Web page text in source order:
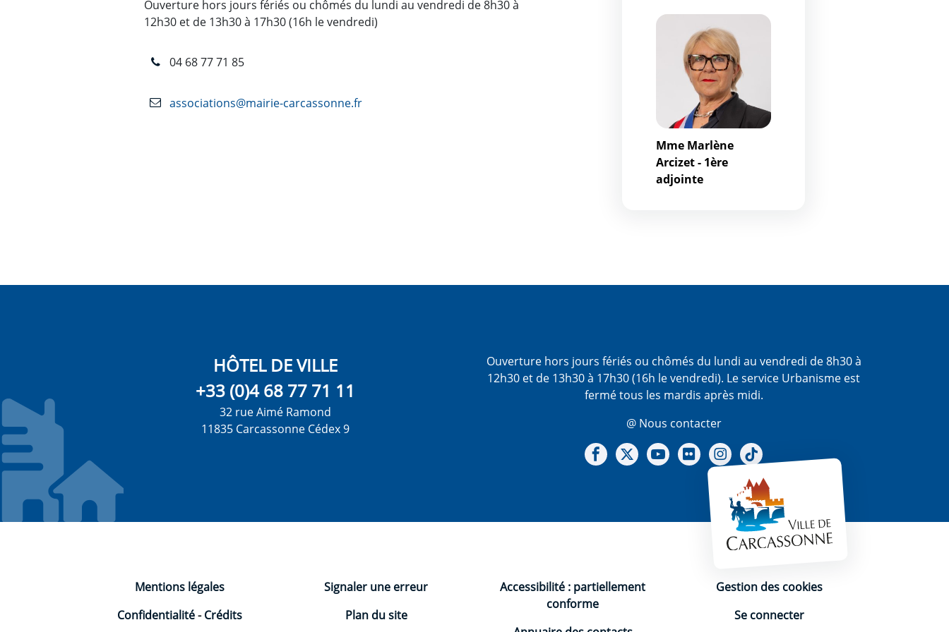
Ouverture hors jours fériés ou chômés du lundi au vendredi de 8h30 à
12h30 et de 13h30 à 17h30 (16h le vendredi)
04 68 77 71 85
associations@mairie-carcassonne.fr
Mme Marlène
Arcizet - 1ère
adjointe
HÔTEL DE VILLE
+33 (0)4 68 77 71 11
32 rue Aimé Ramond
11835 Carcassonne Cédex 9
Ouverture hors jours fériés ou chômés du lundi au vendredi de 8h30 à
12h30 et de 13h30 à 17h30 (16h le vendredi). Le service Urbanisme est
fermé tous les mardis après midi.
@ Nous contacter
Notre Facebook
Notre X - (twitter)
Notre chaine Youtube
Notre Gallerie sur Flickr
Notre Instagram
Mentions légales
Confidentialité-Crédits
Signaler une erreur
Plan du site
Accessibilité : partiellement
conforme
Gestion des cookies
Se connecter